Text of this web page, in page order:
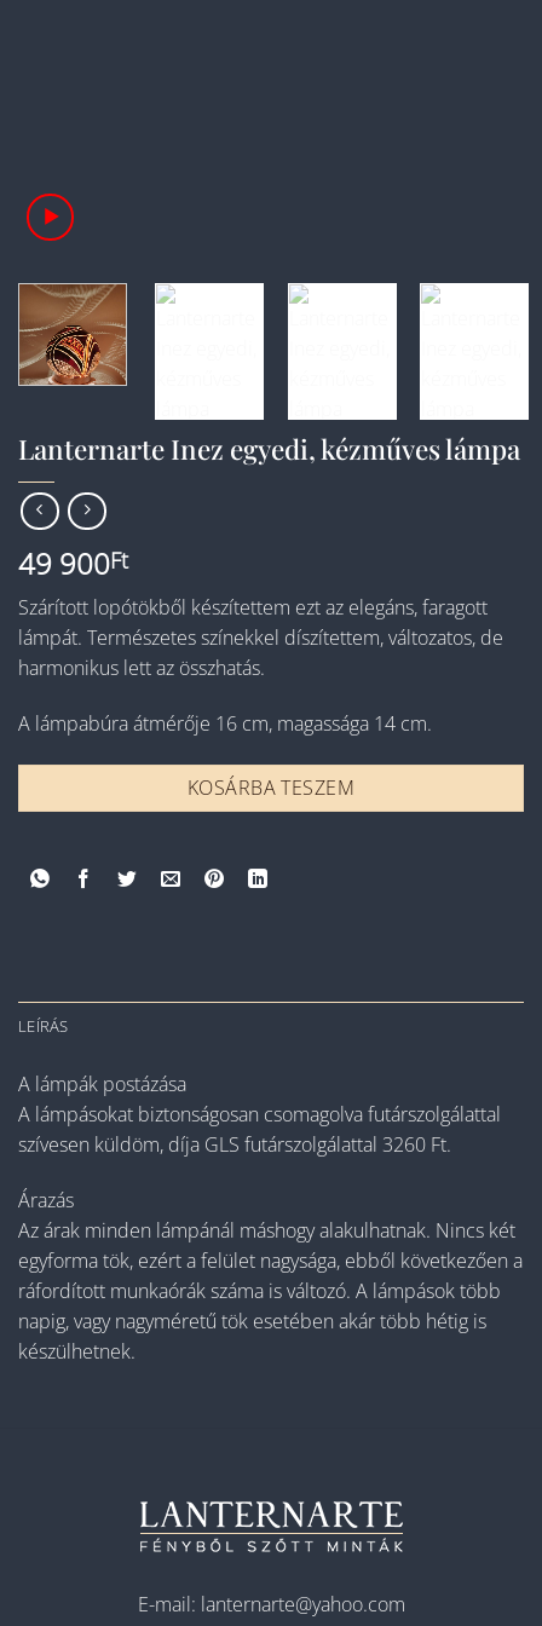
Lanternarte Inez egyedi, kézműves lámpa
49 900Ft
Szárított lopótökből készítettem ezt az elegáns, faragott
lámpát. Természetes színekkel díszítettem, változatos, de
harmonikus lett az összhatás.
A lámpabúra átmérője 16 cm, magassága 14 cm.
KOSÁRBA TESZEM
LEÍRÁS
A lámpák postázása
A lámpásokat biztonságosan csomagolva futárszolgálattal
szívesen küldöm, díja GLS futárszolgálattal 3260 Ft.
Árazás
Az árak minden lámpánál máshogy alakulhatnak. Nincs két
egyforma tök, ezért a felület nagysága, ebből következően a
ráfordított munkaórák száma is változó. A lámpások több
napig, vagy nagyméretű tök esetében akár több hétig is
készülhetnek.
E-mail: lanternarte@yahoo.com